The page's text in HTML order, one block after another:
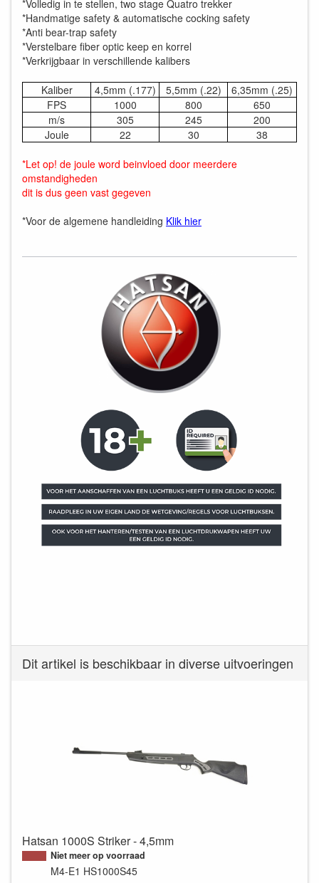
*Volledig in te stellen, two stage Quatro trekker
*Handmatige safety & automatische cocking safety
*Anti bear-trap safety
*Verstelbare fiber optic keep en korrel
*Verkrijgbaar in verschillende kalibers
Kaliber 4,5mm (.177) 5,5mm (.22)
6,35mm (.25)
FPS
1000 800
650
m/s
305 245
200
Joule
22 30 38
*Let op! de joule word beinvloed door meerdere
omstandigheden
dit is dus geen vast gegeven
*Voor de algemene handleiding Klik hier
Dit artikel is beschikbaar in diverse uitvoeringen
Hatsan 1000S Striker - 4,5mm
Niet meer op voorraad
M4-E1 HS1000S45